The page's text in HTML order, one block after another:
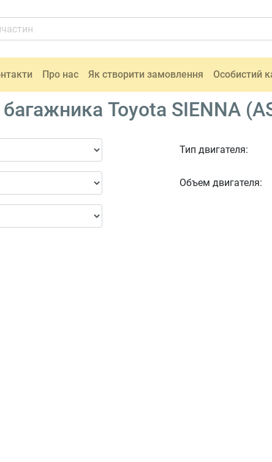
Про нас Як створити замовлення Особистий
Toyota SIENNA
Тип двигателя:
Объем двигателя: